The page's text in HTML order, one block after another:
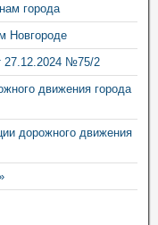
города
Новгороде
27.12.2024 №75/2
движения города
дорожного движения